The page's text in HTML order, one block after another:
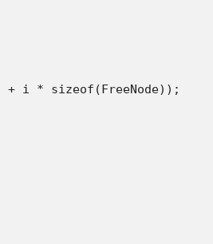
i * sizeof(FreeNode));